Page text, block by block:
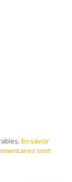
En savoir
sont